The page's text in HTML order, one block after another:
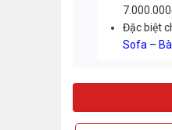
Đặc biệt
Sofa –